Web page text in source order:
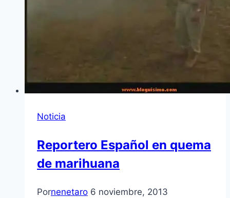
Noticia
Reportero Español en quema
de marihuana
Pornenetaro 6 noviembre, 2013